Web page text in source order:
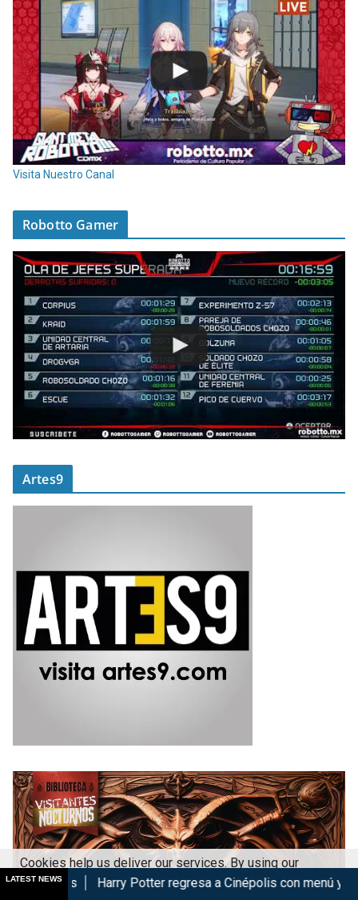
Visita Nuestro Canal
Robotto Gamer
Artes9
LATEST NEWS
Harry Potter regresa a Cinépolis con menú y coleccionables
Cookies help us deliver our services. By using our
services, you agree to our use of cookies.
Got it